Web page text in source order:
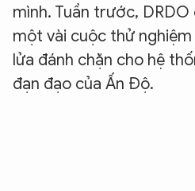
mình. Tuần trước,
một vài cuộc thử
lửa đánh chặn cho hệ
đạn đạo của Ấn Độ.